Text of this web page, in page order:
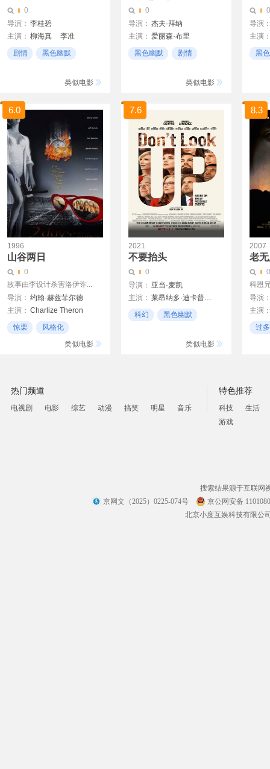
0
导演： 李桂碧
主演： 柳海真
李准
赵允熙
林智妍
全慧彬
剧情
黑色幽默
类似电影
0
导演： 杰夫·拜纳
主演： 爱丽森·布里
戴夫·弗兰科
黑色幽默
剧情
类似电影
0
导演
主演
黑
6.0
1996
山谷两日
0
故事由李设计杀害洛伊诈...
导演： 约翰·赫兹菲尔德
主演： Charlize Theron
Teri Hatcher
惊栗
风格化
类似电影
7.6
2021
不要抬头
0
导演： 亚当·麦凯
主演：
莱昂纳多·迪卡普里奥
詹妮弗·劳伦斯
科幻
黑色幽默
类似电影
8.3
2007
老
0
科恩
导演
乔尔·
主演
哈维
过
热门频道
电视剧 电影 综艺 动漫 搞笑 明星 音乐
特色推荐
科技
生活
游戏
搜索结果源于互联网
京网文（2025）0225-074号
京公网安备
北京小度互娱科技有限公